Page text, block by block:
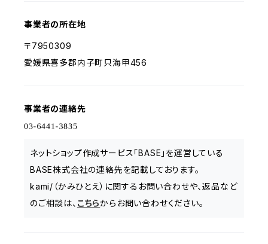
事業者の所在地
〒7950309
愛媛県喜多郡内子町只海甲456
事業者の連絡先
ネットショップ作成サービス「BASE」を運営している
BASE株式会社の連絡先を記載しております。
kami/（かみひとえ）に関するお問い合わせや、返品など
のご相談は、 こちらからお問い合わせください。